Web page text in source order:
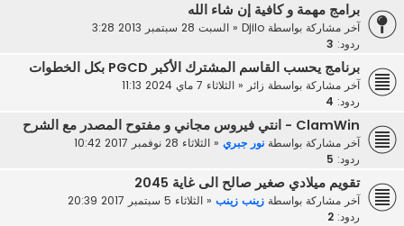
برامج مهمة و كافية إن شاء الله
آخر مشاركة بواسطة Djilo
« السبت 28 سبتمبر 2013 3:28
ردود: 3
برنامج يحسب القاسم المشترك الأكبر PGCD بكل الخطوات
آخر مشاركة بواسطة زائر « الثلاثاء 7 ماي 2024 11:13
ردود: 4
ClamWin - انتي فيروس مجاني و مفتوح المصدر مع الشرح
آخر مشاركة بواسطة نور جبري « الثلاثاء 28 نوفمبر 2017 10:42
ردود: 5
تقويم ميلادي صغير صالح الى غاية 2045
آخر مشاركة بواسطة زينب زينب « الثلاثاء 5 سبتمبر 2017 20:39
ردود: 2